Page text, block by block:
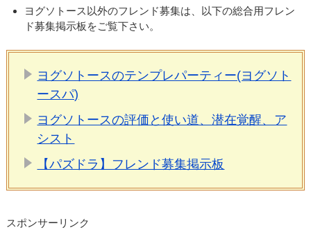
ヨグソトース以外のフレンド募集は、以下の総合用フレン
ド募集掲示板をご覧下さい。
ヨグソトースのテンプレパーティー(ヨグソト
ースパ)
ヨグソトースの評価と使い道、潜在覚醒、ア
シスト
【パズドラ】フレンド募集掲示板
スポンサーリンク